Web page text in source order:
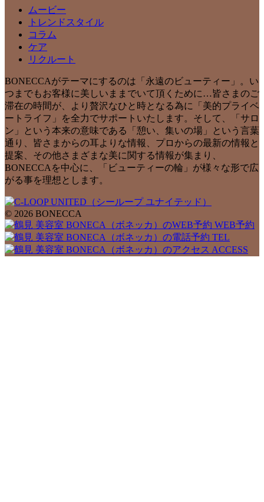
ムービー
トレンドスタイル
コラム
ケア
リクルート
BONECCAがテーマにするのは「永遠のビューティー」。い
つまでもお客様に美しいままでいて頂くために…皆さまのご
滞在の時間が、より贅沢なひと時となる為に「美的プライベ
ートライフ」を全力でサポートいたします。そして、「サロ
ン」という本来の意味である「憩い、集いの場」という言葉
通り、皆さまからの耳よりな情報、プロからの最新の情報と
提案、その他さまざまな美に関する情報が集まり、
BONECCAを中心に、「ビューティーの輪」が様々な形で広
がる事を理想とします。
© 2026 BONECCA
WEB予約
TEL
ACCESS